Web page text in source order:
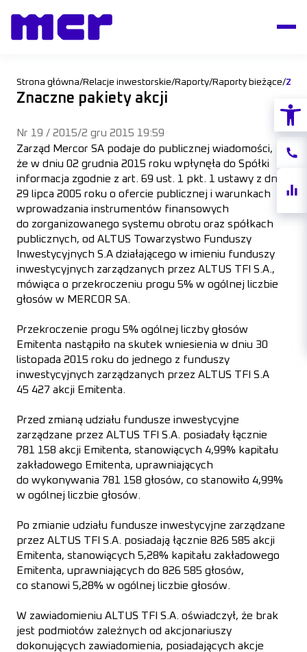
akcji
Strona główna/Relacje inwestorskie/Raporty/Raporty bieżące/
Znaczne pakiety akcji
Nr 19 / 2015/2 gru 2015 19:59
Zarząd Mercor SA podaje do publicznej wiadomości,
że w dniu 02 grudnia 2015 roku wpłynęła do Spółki
informacja zgodnie z art. 69 ust. 1 pkt. 1 ustawy z dnia
29 lipca 2005 roku o ofercie publicznej i warunkach
wprowadzania instrumentów finansowych
do zorganizowanego systemu obrotu oraz spółkach
publicznych, od ALTUS Towarzystwo Funduszy
Inwestycyjnych S.A działającego w imieniu funduszy
inwestycyjnych zarządzanych przez ALTUS TFI S.A.,
mówiąca o przekroczeniu progu 5% w ogólnej liczbie
głosów w MERCOR SA.
Przekroczenie progu 5% ogólnej liczby głosów
Emitenta nastąpiło na skutek wniesienia w dniu 30
listopada 2015 roku do jednego z funduszy
inwestycyjnych zarządzanych przez ALTUS TFI S.A
45 427 akcji Emitenta.
Przed zmianą udziału fundusze inwestycyjne
zarządzane przez ALTUS TFI S.A. posiadały łącznie
781 158 akcji Emitenta, stanowiących 4,99% kapitału
zakładowego Emitenta, uprawniających
do wykonywania 781 158 głosów, co stanowiło 4,99%
w ogólnej liczbie głosów.
Po zmianie udziału fundusze inwestycyjne zarządzane
przez ALTUS TFI S.A. posiadają łącznie 826 585 akcji
Emitenta, stanowiących 5,28% kapitału zakładowego
Emitenta, uprawniających do 826 585 głosów,
co stanowi 5,28% w ogólnej liczbie głosów.
W zawiadomieniu ALTUS TFI S.A. oświadczył, że brak
jest podmiotów zależnych od akcjonariuszy
dokonujących zawiadomienia, posiadających akcje